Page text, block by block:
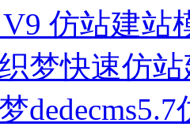
V9 仿站建
梦快速仿